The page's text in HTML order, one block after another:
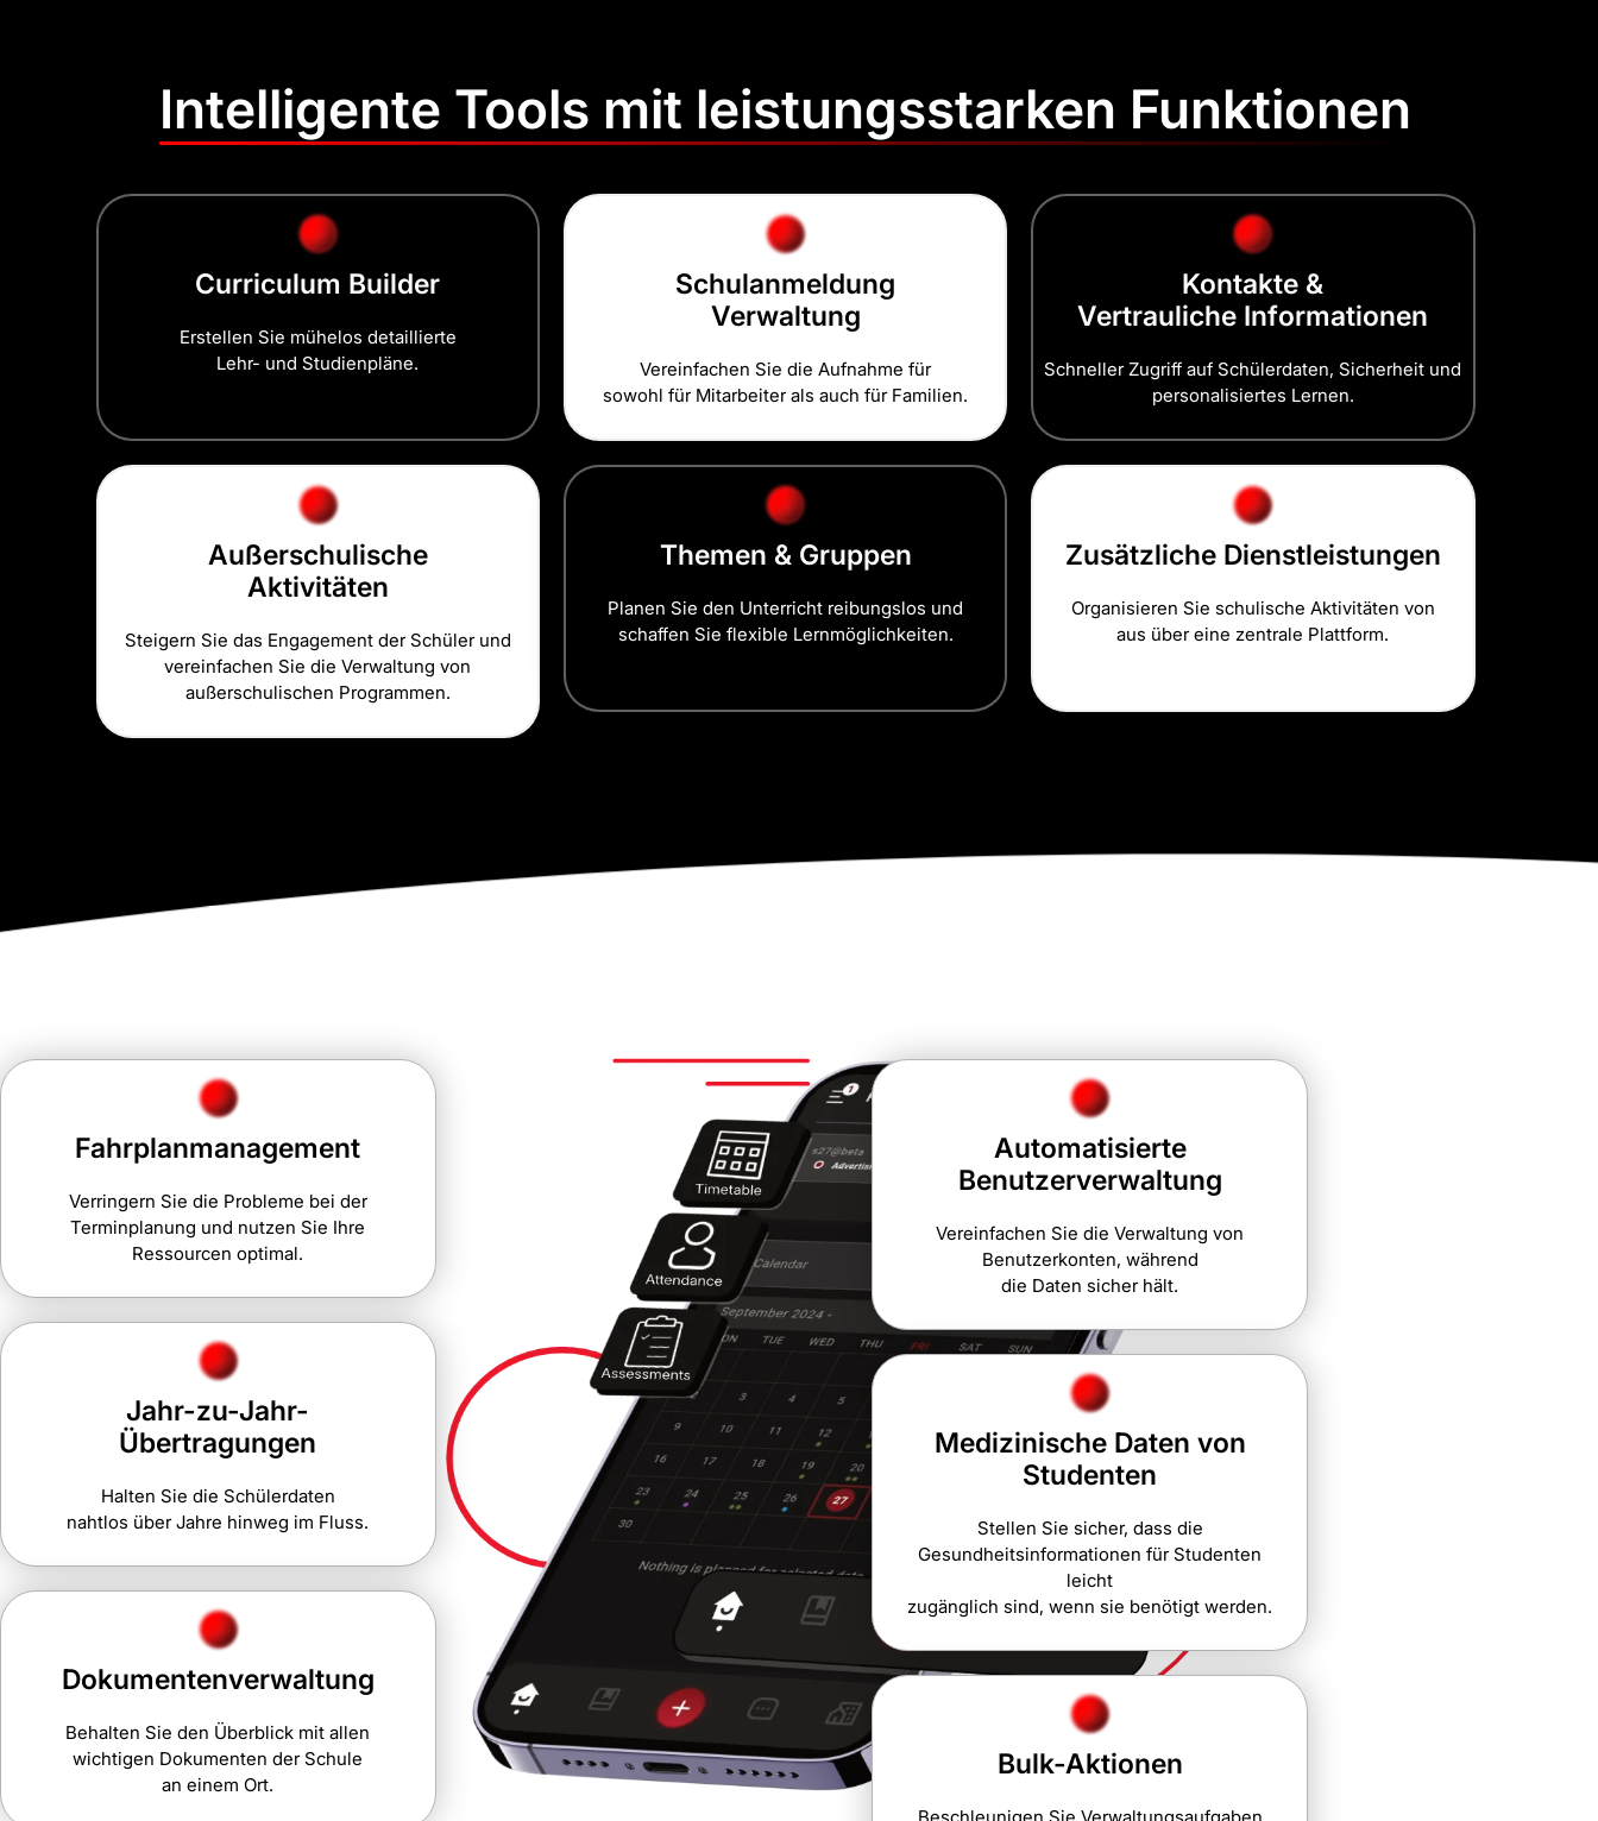
Intelligente Tools mit leistungsstarken Funktionen
Curriculum Builder
Erstellen Sie mühelos detaillierte
Lehr- und Studienpläne.
Schulanmeldung
Verwaltung
Vereinfachen Sie die Aufnahme für
sowohl für Mitarbeiter als auch für Familien.
Kontakte &
Vertrauliche Informationen
Schneller Zugriff auf Schülerdaten, Sicherheit und
personalisiertes Lernen.
Außerschulische
Aktivitäten
Steigern Sie das Engagement der Schüler und
vereinfachen Sie die Verwaltung von
außerschulischen Programmen.
Themen & Gruppen
Planen Sie den Unterricht reibungslos und
schaffen Sie flexible Lernmöglichkeiten.
Zusätzliche Dienstleistungen
Organisieren Sie schulische Aktivitäten von
aus über eine zentrale Plattform.
Fahrplanmanagement
Verringern Sie die Probleme bei der
Terminplanung und nutzen Sie Ihre
Ressourcen optimal.
Jahr-zu-Jahr-
Übertragungen
Halten Sie die Schülerdaten
nahtlos über Jahre hinweg im Fluss.
Dokumentenverwaltung
Behalten Sie den Überblick mit allen
wichtigen Dokumenten der Schule
an einem Ort.
Automatisierte
Benutzerverwaltung
Vereinfachen Sie die Verwaltung von
Benutzerkonten, während
die Daten sicher hält.
Medizinische Daten von
Studenten
Stellen Sie sicher, dass die
Gesundheitsinformationen für Studenten
leicht
zugänglich sind, wenn sie benötigt werden.
Bulk-Aktionen